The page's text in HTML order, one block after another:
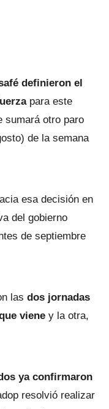
definieron el
para este
sumará otro paro
de la semana
esa decisión en
del gobierno
de septiembre
las dos jornadas
viene y la otra,
ya confirmaron
resolvió realizar